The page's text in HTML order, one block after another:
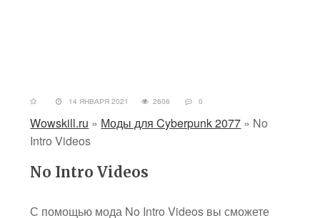
14 ЯНВАРЯ 2021 2606 0
Wowskill.ru » Моды для Cyberpunk 2077 » No
Intro Videos
No Intro Videos
С помощью мода No Intro Videos вы сможете